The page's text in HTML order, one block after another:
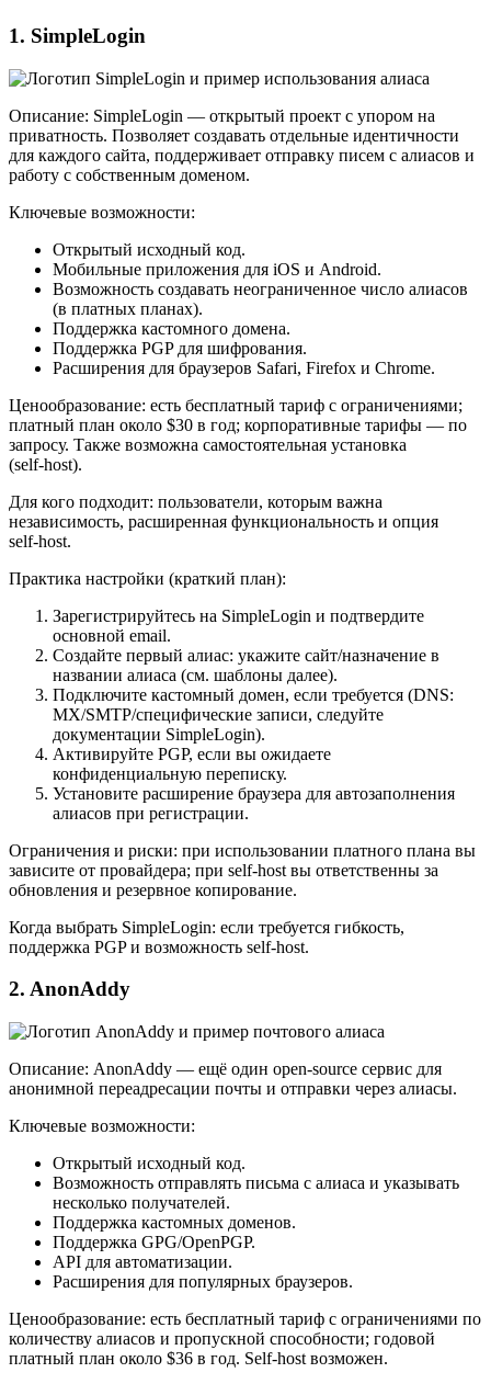
1. SimpleLogin
Описание: SimpleLogin — открытый проект с упором на
приватность. Позволяет создавать отдельные идентичности
для каждого сайта, поддерживает отправку писем с алиасов и
работу с собственным доменом.
Ключевые возможности:
Открытый исходный код.
Мобильные приложения для iOS и Android.
Возможность создавать неограниченное число алиасов
(в платных планах).
Поддержка кастомного домена.
Поддержка PGP для шифрования.
Расширения для браузеров Safari, Firefox и Chrome.
Ценообразование: есть бесплатный тариф с ограничениями;
платный план около $30 в год; корпоративные тарифы — по
запросу. Также возможна самостоятельная установка
(self‑host).
Для кого подходит: пользователи, которым важна
независимость, расширенная функциональность и опция
self‑host.
Практика настройки (краткий план):
Зарегистрируйтесь на SimpleLogin и подтвердите
основной email.
Создайте первый алиас: укажите сайт/назначение в
названии алиаса (см. шаблоны далее).
Подключите кастомный домен, если требуется (DNS:
MX/SMTP/специфические записи, следуйте
документации SimpleLogin).
Активируйте PGP, если вы ожидаете
конфиденциальную переписку.
Установите расширение браузера для автозаполнения
алиасов при регистрации.
Ограничения и риски: при использовании платного плана вы
зависите от провайдера; при self‑host вы ответственны за
обновления и резервное копирование.
Когда выбрать SimpleLogin: если требуется гибкость,
поддержка PGP и возможность self‑host.
2. AnonAddy
Описание: AnonAddy — ещё один open‑source сервис для
анонимной переадресации почты и отправки через алиасы.
Ключевые возможности:
Открытый исходный код.
Возможность отправлять письма с алиаса и указывать
несколько получателей.
Поддержка кастомных доменов.
Поддержка GPG/OpenPGP.
API для автоматизации.
Расширения для популярных браузеров.
Ценообразование: есть бесплатный тариф с ограничениями по
количеству алиасов и пропускной способности; годовой
платный план около $36 в год. Self‑host возможен.